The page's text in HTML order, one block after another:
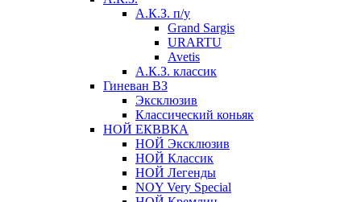
А.К.З. п/у
Grand Sargis
URARTU
Avetis
А.К.З. классик
Гиневан ВЗ
Эксклюзив
Классический коньяк
НОЙ ЕКВВКА
НОЙ Эксклюзив
НОЙ Классик
НОЙ Легенды
NOY Very Speсial